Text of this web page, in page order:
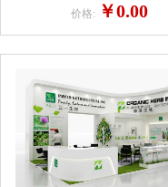
价格: ￥0.00